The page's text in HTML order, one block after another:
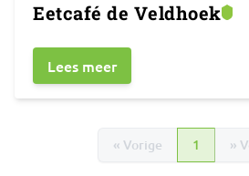
Eetcafé de Veldhoek
Lees meer
« Vorige 1(huidige
»